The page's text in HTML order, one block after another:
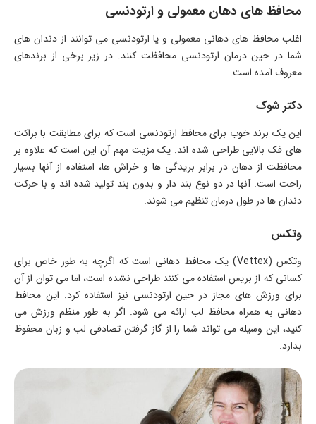
محافظ های دهان معمولی و ارتودنسی
اغلب محافظ های دهانی معمولی و یا ارتودنسی می توانند از دندان های
شما در حین درمان ارتودنسی محافظت کنند. در زیر برخی از برندهای
معروف آمده است.
دکتر شوک
این یک برند خوب برای محافظ ارتودنسی است که برای مطابقت با براکت
های فک بالایی طراحی شده اند. یک مزیت مهم آن این است که علاوه بر
محافظت از دهان در برابر بریدگی ها و خراش ها، استفاده از آنها بسیار
راحت است. آنها در دو نوع بند دار و بدون بند تولید شده اند و با حرکت
دندان ها در طول درمان تنظیم می شوند.
وتکس
وتکس (Vettex) یک محافظ دهانی است که اگرچه به طور خاص برای
کسانی که از بریس استفاده می کنند طراحی نشده است، اما می توان از آن
برای ورزش های مجاز در حین ارتودنسی نیز استفاده کرد. این محافظ
دهانی به همراه محافظ لب ارائه می شود. اگر به طور منظم ورزش می
کنید، این وسیله می تواند شما را از گاز گرفتن تصادفی لب و زبان محفوظ
بدارد.